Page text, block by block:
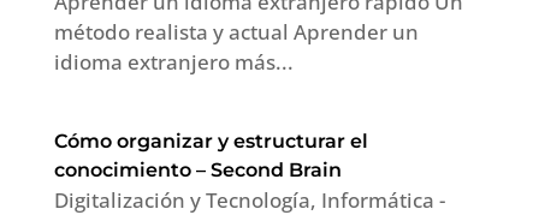
método realista y actual Aprender un
idioma extranjero más...
Cómo organizar y estructurar el
conocimiento – Second Brain
Digitalización y Tecnología, Informática -